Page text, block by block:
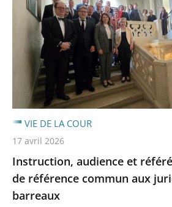
Instruction, audience et
de référence commun aux
barreaux
VIE DE LA COUR
17 avril 2026